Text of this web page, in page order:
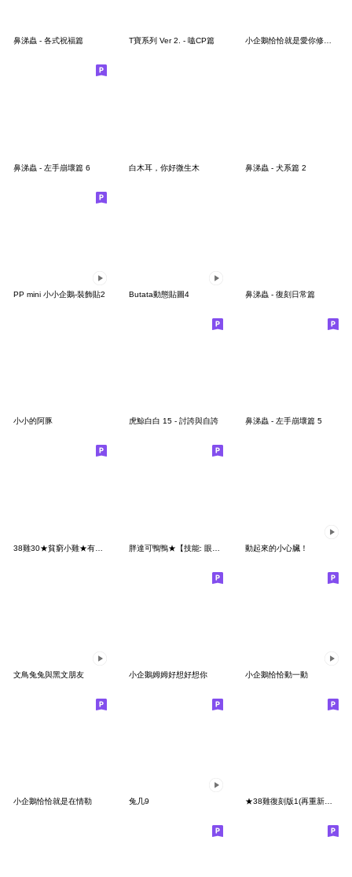
鼻涕蟲 - 各式祝福篇 T寶系列 Ver 2. - 嗑CP篇 小企鵝恰恰就是愛你修正版
鼻涕蟲 - 左手崩壞篇 6 白木耳，你好微生木 鼻涕蟲 - 犬系篇 2
PP mini 小小企鵝-裝飾貼2 Butata動態貼圖4 鼻涕蟲 - 復刻日常篇
小小的阿豚 虎鯨白白 15 - 討誇與自誇 鼻涕蟲 - 左手崩壞篇 5
動起來的小心臟！
文鳥兔兔與黑文朋友 小企鵝姆姆好想好想你 小企鵝恰恰動一動
小企鵝恰恰就是在情勒 兔几9 ★38雞復刻版1(再重新上架)★大膽鯛民★